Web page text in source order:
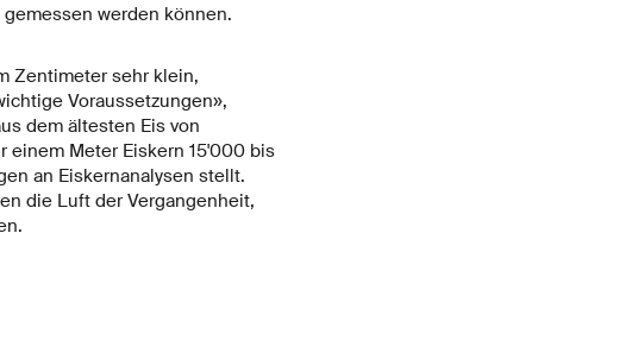
werden können.
Zentimeter sehr klein,
Voraussetzungen»,
dem ältesten Eis von
einem Meter Eiskern 15'000 bis
an Eiskernanalysen stellt.
die Luft der Vergangenheit,